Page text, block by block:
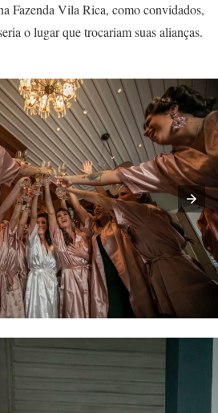
Fazenda Vila Rica, como convidados,
o lugar que trocariam suas alianças.